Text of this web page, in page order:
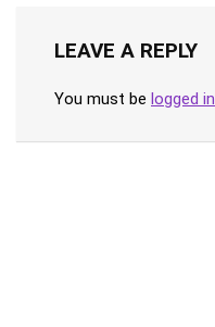
LEAVE A REPLY
You must be logged in